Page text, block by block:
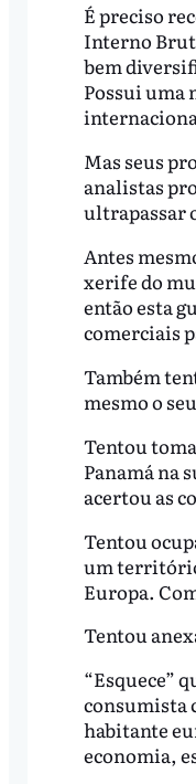
É preciso
Interno
bem
Possui uma
Mas seus
analistas
ultrapassar
Antes
xerife do
então esta
comerciais
Também
mesmo o
Tentou
Panamá na
acertou as
Tentou
um território
Europa.
Tentou
“Esquece”
consumista
habitante
economia,